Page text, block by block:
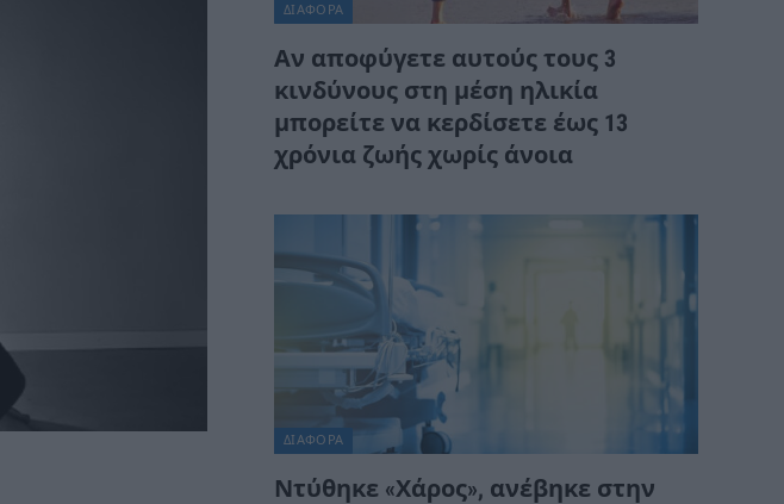
ΔΙΆΦΟΡΑ
Αν αποφύγετε αυτούς τους 3
κινδύνους στη μέση ηλικία
μπορείτε να κερδίσετε έως 13
χρόνια ζωής χωρίς άνοια
ΔΙΆΦΟΡΑ
Ντύθηκε «Χάρος», ανέβηκε στην